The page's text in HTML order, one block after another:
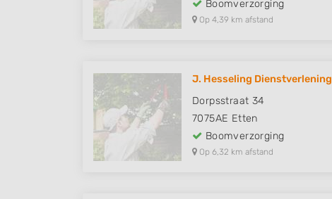
Boomverzorging
Op 4,39 km afstand
J. Hesseling Dienstverlening
Dorpsstraat 34
7075AE Etten
Boomverzorging
Op 6,32 km afstand